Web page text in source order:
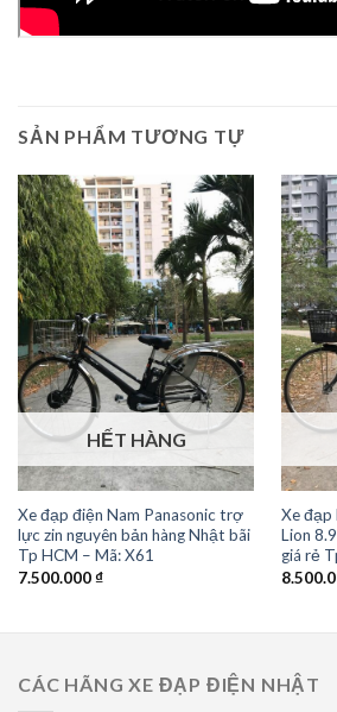
SẢN PHẨM TƯƠNG TỰ
HẾT HÀNG
Xe đạp điện Nam Panasonic trợ
lực zin nguyên bản hàng Nhật bãi
Tp HCM – Mã: X61
7.500.000₫
Xe đạp
Lion
giá rẻ
CÁC HÃNG XE ĐẠP ĐIỆN NHẬT